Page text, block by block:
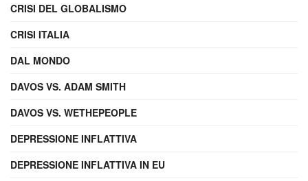
CRISI DEL GLOBALISMO
CRISI ITALIA
DAL MONDO
DAVOS VS. ADAM SMITH
DAVOS VS. WETHEPEOPLE
DEPRESSIONE INFLATTIVA
DEPRESSIONE INFLATTIVA IN EU